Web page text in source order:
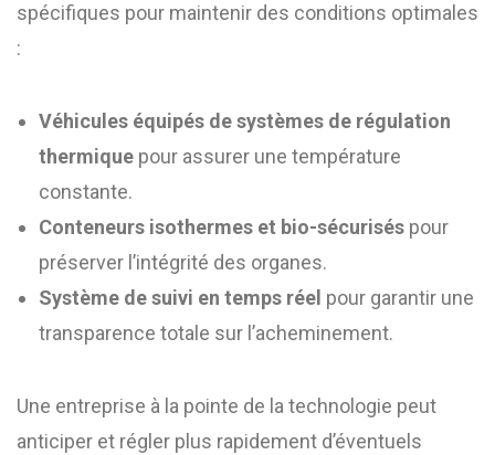
spécifiques pour maintenir des conditions optimales
:
Véhicules équipés de systèmes de régulation
thermique pour assurer une température
constante.
Conteneurs isothermes et bio-sécurisés pour
préserver l’intégrité des organes.
Système de suivi en temps réel pour garantir une
transparence totale sur l’acheminement.
Une entreprise à la pointe de la technologie peut
anticiper et régler plus rapidement d’éventuels